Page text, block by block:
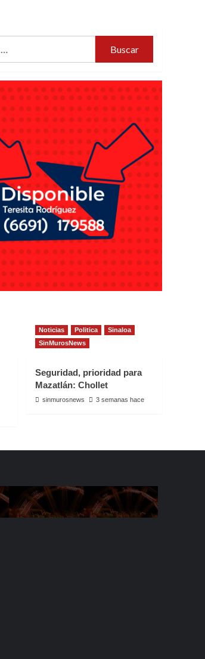
Noticias Politica
Sinaloa
SinMurosNews
Seguridad, prioridad para
Mazatlán: Chollet
sinmurosnews 3 semanas hace